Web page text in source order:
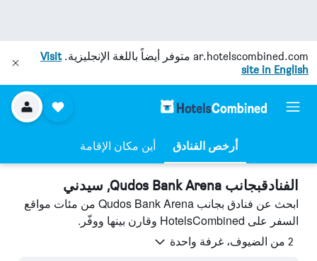
ar.hotelscombined.com متوفر أيضاً باللغة الإنجليزية.Visit
site in English
أرخص الفنادق أين مكان الإقامة
الفنادقبجانب Qudos Bank Arena, سيدني
ابحث عن فنادق بجانب Qudos Bank Arena من مئات مواقع
السفر على HotelsCombined وقارن بينها ووفّر.
2 من الضيوف، غرفة واحدة